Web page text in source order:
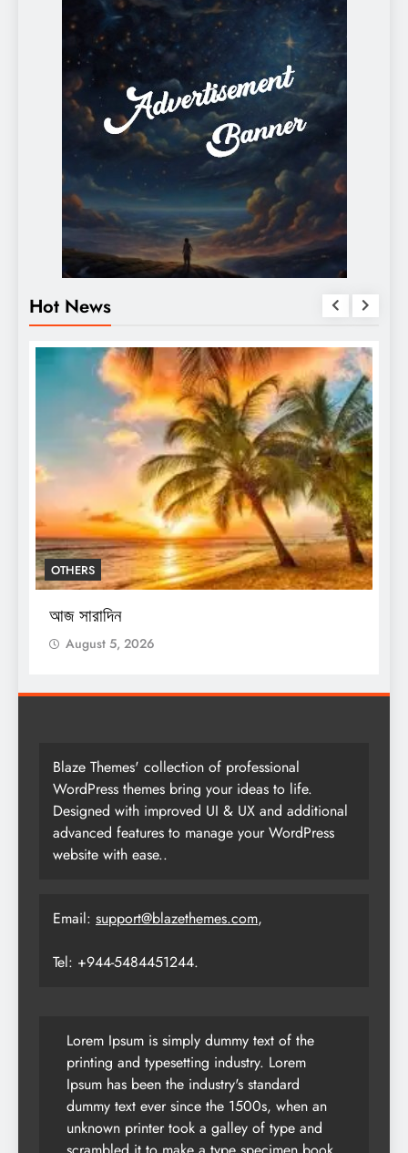
Hot News
OTHERS
আজ সারাদিন
August 5, 2026
Blaze Themes' collection of professional
WordPress themes bring your ideas to life.
Designed with improved UI & UX and additional
advanced features to manage your WordPress
website with ease..
Email: support@blazethemes.com,
Tel: +944-5484451244.
Lorem Ipsum is simply dummy text of the
printing and typesetting industry. Lorem
Ipsum has been the industry's standard
dummy text ever since the 1500s, when an
unknown printer took a galley of type and